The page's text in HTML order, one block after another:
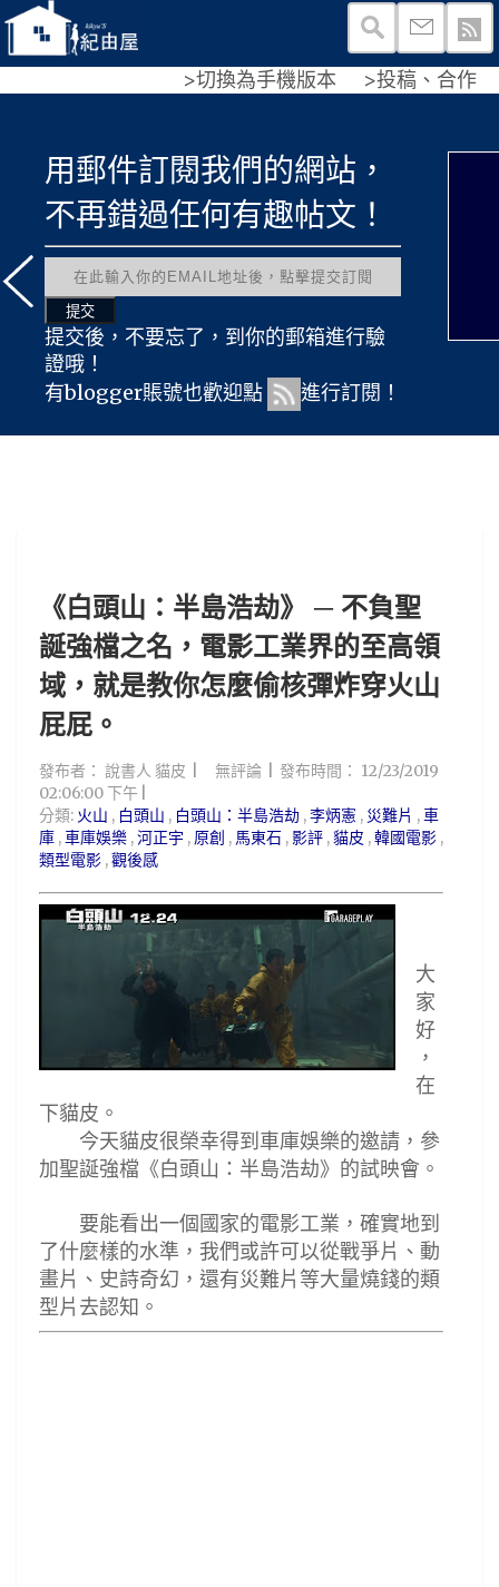
>切換為手機版本 >投稿、合作
《白頭山：半島浩劫》 ─ 不負聖
誕強檔之名，電影工業界的至高領
域，就是教你怎麼偷核彈炸穿火山
屁屁。
發布者： 說書人 貓皮 無評論 發布時間： 12/23/2019
02:06:00 下午
分類: 火山 , 白頭山 , 白頭山：半島浩劫 ,李炳憲 , 災難片 ,車
庫 ,車庫娛樂 ,河正宇 , 原創 , 馬東石 ,影評 ,貓皮 ,韓國電影 ,
類型電影 ,觀後感
大
家
好
，
在
下貓皮。
今天貓皮很榮幸得到車庫娛樂的邀請，參
加聖誕強檔《白頭山：半島浩劫》的試映會。
要能看出一個國家的電影工業，確實地到
了什麼樣的水準，我們或許可以從戰爭片 、動
畫片、史詩奇幻，還有災難片等大量燒錢的類
型片去認知 。